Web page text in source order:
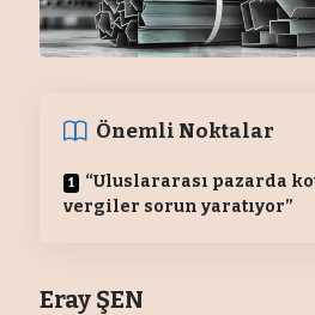
Önemli Noktalar
“Uluslararası pazarda
vergiler sorun yaratıyor”
Eray ŞEN